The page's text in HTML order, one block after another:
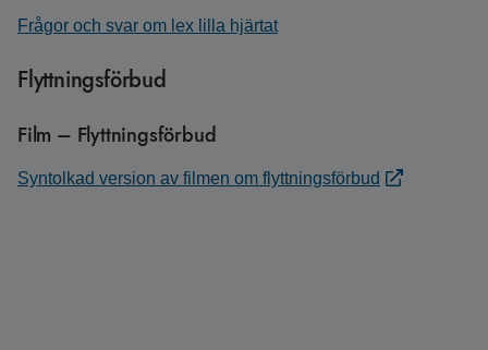
Frågor och svar om lex lilla hjärtat
Flyttningsförbud
Film – Flyttningsförbud
Syntolkad version av filmen om flyttningsförbud